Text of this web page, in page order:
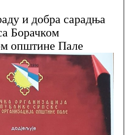
и добра сарадња
Борачком
општине Пале